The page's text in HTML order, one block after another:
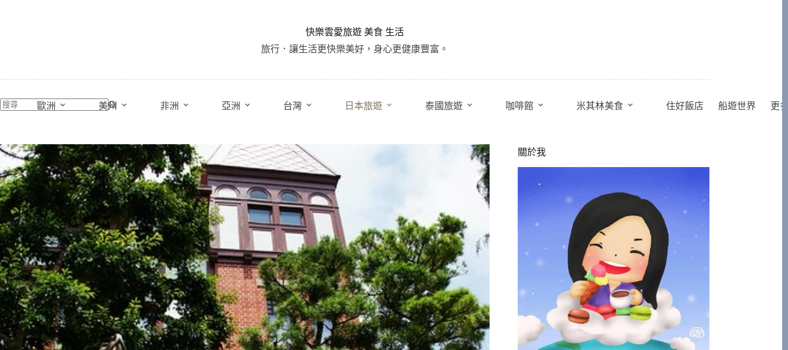
容
快樂雲愛旅遊 美食 生活
旅行．讓生活更快樂美好，身心更健康豐富。
歐洲 美州 非洲 亞洲 台灣 日本旅遊 泰國旅遊 咖啡館 米其林美食 住好飯店 船遊世界 更
關於我